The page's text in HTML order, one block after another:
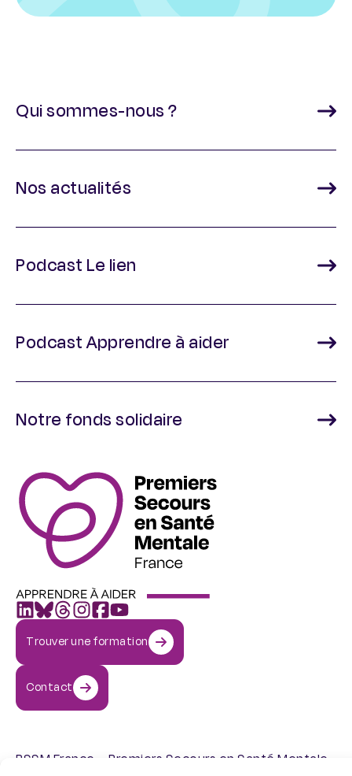
Trouver une formation
Contact
Qui sommes-nous ?
Nos actualités
Podcast Le lien
Podcast Apprendre à aider
Notre fonds solidaire
PSSM France – Premiers Secours en Santé Mentale